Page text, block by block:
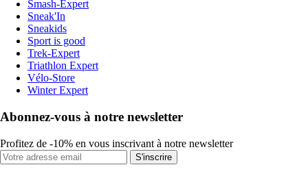
Smash-Expert
Sneak'In
Sneakids
Sport is good
Trek-Expert
Triathlon Expert
Vélo-Store
Winter Expert
Abonnez-vous à notre newsletter
Profitez de -10% en vous inscrivant à notre newsletter
S'inscrire